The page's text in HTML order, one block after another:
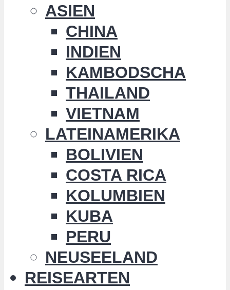
ASIEN
CHINA
INDIEN
KAMBODSCHA
THAILAND
VIETNAM
LATEINAMERIKA
BOLIVIEN
COSTA RICA
KOLUMBIEN
KUBA
PERU
NEUSEELAND
REISEARTEN